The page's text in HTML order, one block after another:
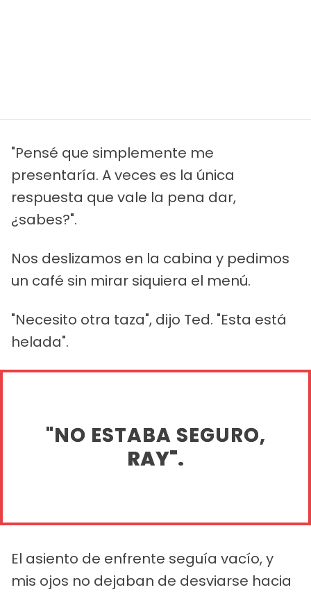
"Pensé que simplemente me
presentaría. A veces es la única
respuesta que vale la pena dar,
¿sabes?".
Nos deslizamos en la cabina y pedimos
un café sin mirar siquiera el menú.
"Necesito otra taza", dijo Ted. "Esta está
helada".
"NO ESTABA SEGURO,
RAY".
El asiento de enfrente seguía vacío, y
mis ojos no dejaban de desviarse hacia